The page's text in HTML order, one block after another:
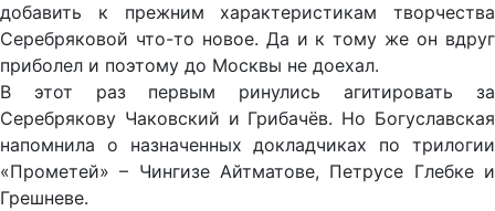
добавить к прежним характеристикам творчества
Серебряковой что-то новое. Да и к тому же он вдруг
приболел и поэтому до Москвы не доехал.
В этот раз первым ринулись агитировать за
Серебрякову Чаковский и Грибачёв. Но Богуславская
напомнила о назначенных докладчиках по трилогии
«Прометей» – Чингизе Айтматове, Петрусе Глебке и
Грешневе.